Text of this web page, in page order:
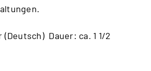
(Deutsch) Dauer: ca. 1 1/2